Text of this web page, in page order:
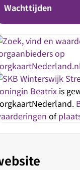
Wachttijden
Beatrix is
of